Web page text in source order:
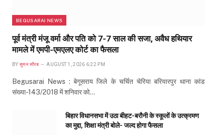
BEGUSARAI NEWS
पूर्व मंत्री मंजू वर्मा और पति को 7-7 साल की सजा, अवैध हथियार
मामले में एमपी-एमएलए कोर्ट का फैसला
BY सुमन सौरब AUGUST 1, 2026 6:22 PM
Begusarai News : बेगूसराय जिले के चर्चित चेरिया बरियारपुर थाना कांड
संख्या-143/2018 में शनिवार को…
बिहार विधानसभा में उठा बीहट-बरौनी के स्कूलों के उत्क्रमण
का मुद्दा, शिक्षा मंत्री बोले- जल्द होगा फैसला